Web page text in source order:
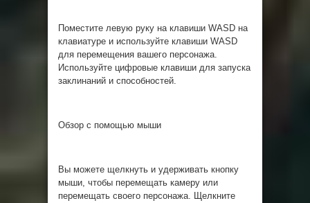
Поместите левую руку на клавиши WASD на
клавиатуре и используйте клавиши WASD
для перемещения вашего персонажа.
Используйте цифровые клавиши для запуска
заклинаний и способностей.
Обзор с помощью мыши
Вы можете щелкнуть и удерживать кнопку
мыши, чтобы перемещать камеру или
перемещать своего персонажа. Щелкните